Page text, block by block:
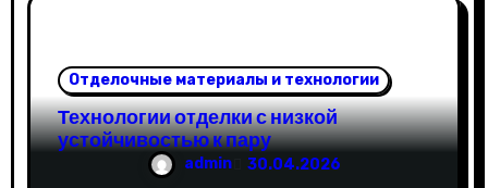
Отделочные материалы и технологии
Технологии отделки с низкой
устойчивостью к пару
admin 30.04.2026